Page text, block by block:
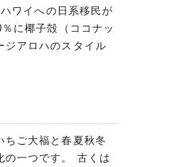
ワイへの日系移民が
に椰子殻（ココナッ
ジアロハのスタイル
ちご大福と春夏秋冬
の一つです。 古くは